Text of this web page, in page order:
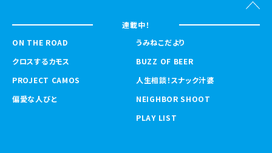
連載中！
ON THE ROAD
クロスするカモス
PROJECT CAMOS
偏愛な人びと
うみねこだより
BUZZ OF BEER
人生相談！スナック汁婆
NEIGHBOR SHOOT
PLAY LIST